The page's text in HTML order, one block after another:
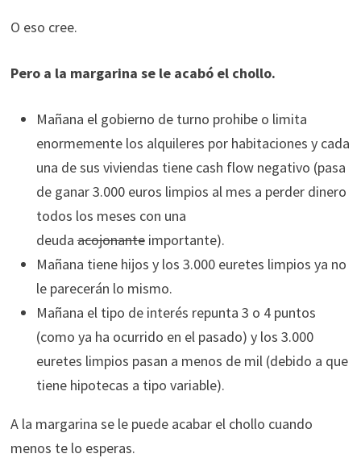
O eso cree.
Pero a la margarina se le acabó el chollo.
Mañana el gobierno de turno prohibe o limita
enormemente los alquileres por habitaciones y cada
una de sus viviendas tiene cash flow negativo (pasa
de ganar 3.000 euros limpios al mes a perder dinero
todos los meses con una
deudaacojonanteimportante).
Mañana tiene hijos y los 3.000 euretes limpios ya no
le parecerán lo mismo.
Mañana el tipo de interés repunta 3 o 4 puntos
(como ya ha ocurrido en el pasado) y los 3.000
euretes limpios pasan a menos de mil (debido a que
tiene hipotecas a tipo variable).
A la margarina se le puede acabar el chollo cuando
menos te lo esperas.